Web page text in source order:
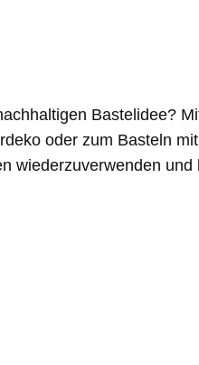
Bastelidee?
oder zum Basteln
wiederzuverwenden